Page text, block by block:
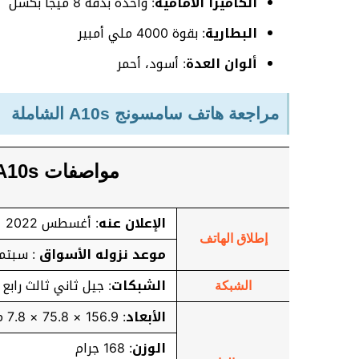
البطارية: بقوة 4000 ملي أمبير
ألوان العدة: أسود، أحمر
مراجعة هاتف سامسونج A10s الشاملة
مواصفات Samsung Galaxy A10s
إطلاق الهاتف
الإعلان عنه: أغسطس 2022
موعد نزوله الأسواق:
الشبكة الشبكات: جيل ثاني ثالث رابع
الأبعاد: 156.9 × 75.8 × 7.8 مم
الوزن: 168 جرام